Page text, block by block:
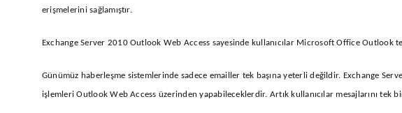
erişmelerini sağlamıştır.
Exchange Server 2010 Outlook Web Access sayesinde kullanıcılar Microsoft Office Outlook
Günümüz haberleşme sistemlerinde sadece emailler tek başına yeterli değildir. Exchange
işlemleri Outlook Web Access üzerinden yapabileceklerdir. Artık kullanıcılar mesajlarını